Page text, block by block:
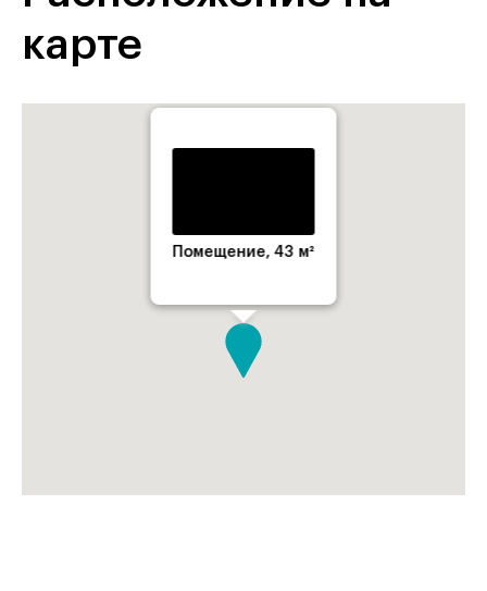
карте
Помещение, 43 м²